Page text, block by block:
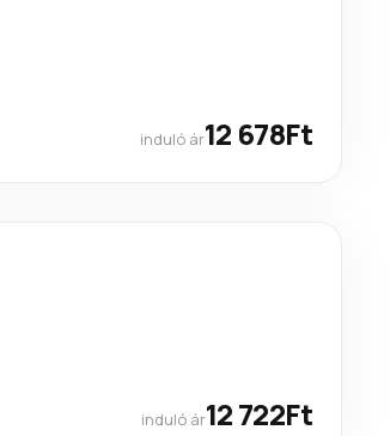
induló ár12 678Ft
induló ár12 722Ft